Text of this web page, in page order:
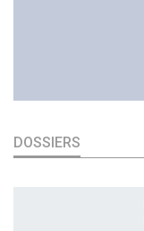
DOSSIERS